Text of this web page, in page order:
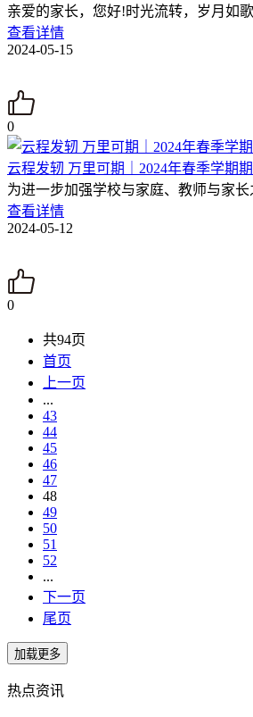
亲爱的家长，您好!时光流转，岁月如
查看详情
2024-05-15
0
云程发轫 万里可期｜2024年春季学期
为进一步加强学校与家庭、教师与家
查看详情
2024-05-12
0
共94页
首页
上一页
...
43
44
45
46
47
48
49
50
51
52
...
下一页
尾页
热点资讯